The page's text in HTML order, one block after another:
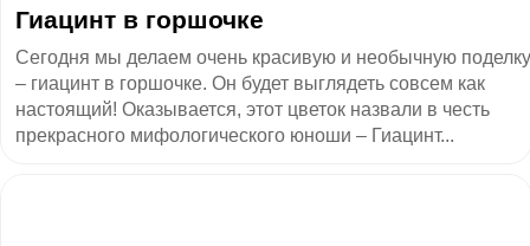
Гиацинт в горшочке
Сегодня мы делаем очень красивую и необычную поделку
– гиацинт в горшочке. Он будет выглядеть совсем как
настоящий! Оказывается, этот цветок назвали в честь
прекрасного мифологического юноши – Гиацинт...